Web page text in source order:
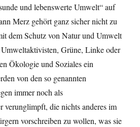
und lebenswerte Umwelt“ auf
Merz gehört ganz sicher nicht zu
dem Schutz von Natur und Umwelt
Grüne, Linke oder
Ökologie und Soziales ein
von den so genannten
immer noch als
verunglimpft, die nichts anderes im
vorschreiben zu wollen, was sie